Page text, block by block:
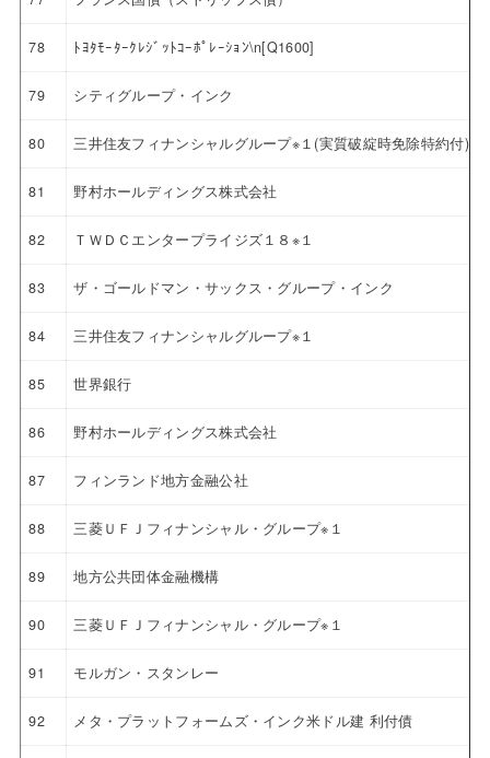
78 ﾄﾖﾀﾓｰﾀｰｸﾚｼﾞｯﾄｺｰﾎﾟﾚｰｼｮﾝ\n[Q1600]
79 シティグループ・インク
80 三井住友フィナンシャルグループ※１(実質破綻時免除特約付)
81 野村ホールディングス株式会社
82 ＴＷＤＣエンタープライジズ１８※１
83 ザ・ゴールドマン・サックス・グループ・インク
84 三井住友フィナンシャルグループ※１
85 世界銀行
86 野村ホールディングス株式会社
87 フィンランド地方金融公社
88 三菱ＵＦＪフィナンシャル・グループ※１
89 地方公共団体金融機構
90 三菱ＵＦＪフィナンシャル・グループ※１
91 モルガン・スタンレー
92 メタ・プラットフォームズ・インク米ドル建 利付債